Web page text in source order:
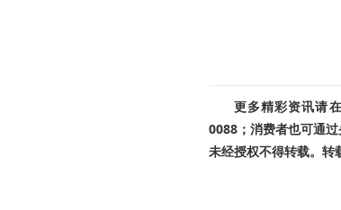
更多精彩资讯请
0088；消费者也可通
未经授权不得转载。转